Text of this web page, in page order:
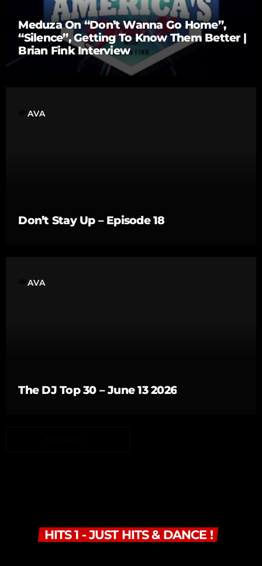
Meduza On “Don’t Wanna Go Home”,
“Silence”, Getting To Know Them Better |
Brian Fink Interview
AVA
Don’t Stay Up – Episode 18
AVA
The DJ Top 30 – June 13 2026
HITS 1 - JUST HITS & DANCE !